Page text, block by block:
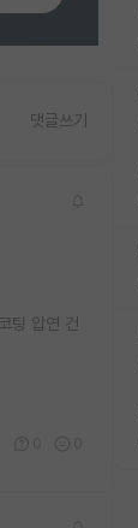
댓글쓰기
팅 압연 건